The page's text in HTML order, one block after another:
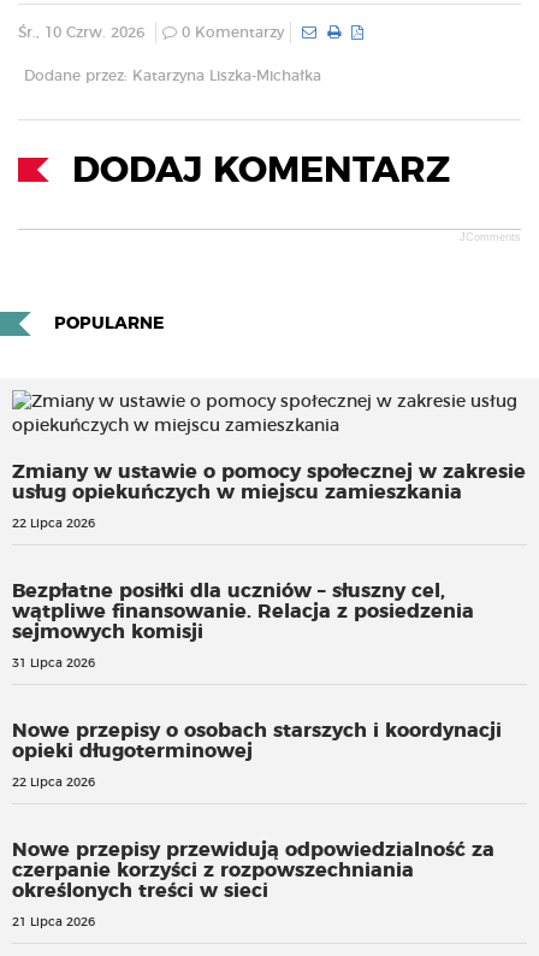
Śr., 10 Czrw. 2026 0 Komentarzy
Dodane przez: Katarzyna Liszka-Michałka
DODAJ KOMENTARZ
JComments
POPULARNE
Zmiany w ustawie o pomocy społecznej w zakresie
usług opiekuńczych w miejscu zamieszkania
22 Lipca 2026
Bezpłatne posiłki dla uczniów – słuszny cel,
wątpliwe finansowanie. Relacja z posiedzenia
sejmowych komisji
31 Lipca 2026
Nowe przepisy o osobach starszych i koordynacji
opieki długoterminowej
22 Lipca 2026
Nowe przepisy przewidują odpowiedzialność za
czerpanie korzyści z rozpowszechniania
określonych treści w sieci
21 Lipca 2026